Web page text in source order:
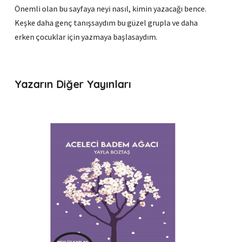
Önemli olan bu sayfaya neyi nasıl, kimin yazacağı bence.
Keşke daha genç tanışsaydım bu güzel grupla ve daha
erkençocuklar için yazmaya başlasaydım.
Yazarın Diğer Yayınları